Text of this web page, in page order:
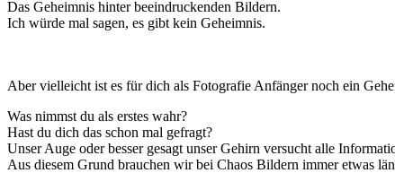
Das Geheimnis hinter beeindruckenden Bildern.
Ich würde mal sagen, es gibt kein Geheimnis.
Aber vielleicht ist es für dich als Fotografie Anfänger noch ein
Was nimmst du als erstes wahr?
Hast du dich das schon mal gefragt?
Unser Auge oder besser gesagt unser Gehirn versucht alle
Aus diesem Grund brauchen wir bei Chaos Bildern immer etwas